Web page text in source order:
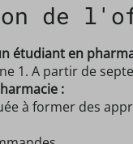
de
étudiant en
1. A partir de
:
à former des